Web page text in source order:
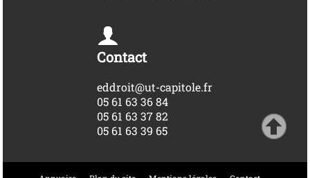
Contact
eddroit@ut-capitole.fr
05 61 63 36 84
05 61 63 37 82
05 61 63 39 65